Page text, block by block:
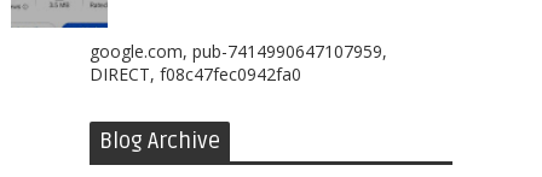
google.com, pub-7414990647107959,
DIRECT, f08c47fec0942fa0
Blog Archive